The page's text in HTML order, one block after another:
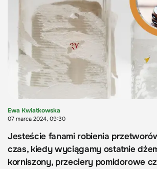
Ewa Kwiatkowska
07 marca 2024, 09:30
Jesteście fanami robienia
czas, kiedy wyciągamy ostatnie
korniszony, przeciery pomidorowe